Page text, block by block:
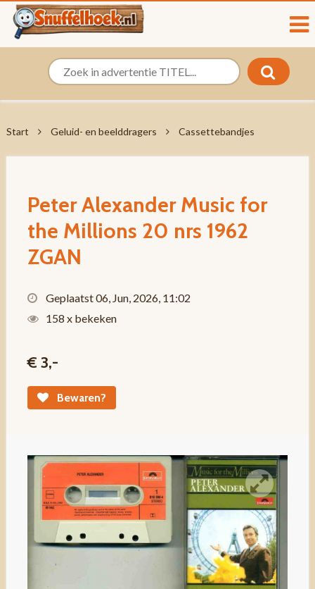
Start Geluid- en beelddragers Cassettebandjes
Peter Alexander Music for
the Millions 20 nrs 1962
ZGAN
Geplaatst 06, Jun, 2026, 11:02
158 x bekeken
€ 3,-
Bewaren?